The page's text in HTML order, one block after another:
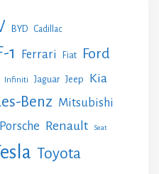
BYD Cadillac
1 Ferrari Fiat Ford
Infiniti Jaguar Jeep Kia
Benz Mitsubishi
Porsche Renault Seat
Toyota